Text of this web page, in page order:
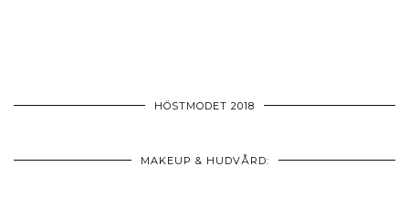
HÖSTMODET 2018
MAKEUP & HUDVÅRD: